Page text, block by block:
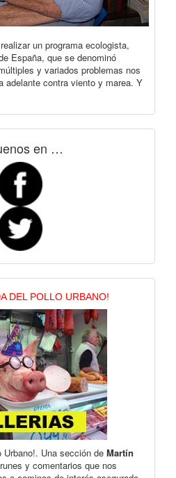
un programa ecologista,
España, que se denominó
y variados problemas nos
adelante contra viento y marea. Y
en …
DEL POLLO URBANO!
Urbano!. Una sección de Martín
y comentarios que nos